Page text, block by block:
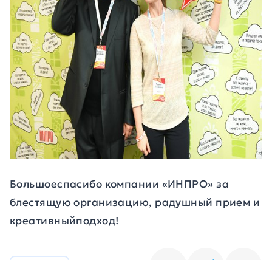
Большоеспасибо компании «ИНПРО» за
блестящую организацию, радушный прием и
креативныйподход!